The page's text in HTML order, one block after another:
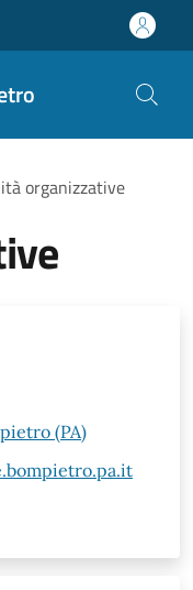
organizzative
(PA)